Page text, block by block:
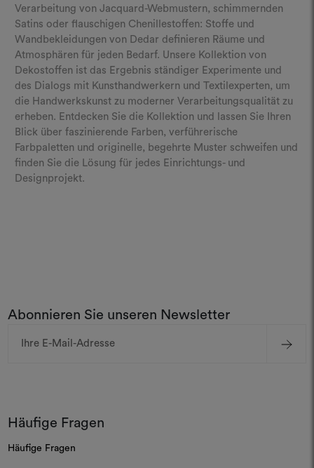
Verarbeitung von Jacquard-Webmustern, schimmernden
Satins oder flauschigen Chenillestoffen: Stoffe und
Wandbekleidungen von Dedar definieren Räume und
Atmosphären für jeden Bedarf. Unsere Kollektion von
Dekostoffen ist das Ergebnis ständiger Experimente und
des Dialogs mit Kunsthandwerkern und Textilexperten, um
die Handwerkskunst zu moderner Verarbeitungsqualität zu
erheben. Entdecken Sie die Kollektion und lassen Sie Ihren
Blick über faszinierende Farben, verführerische
Farbpaletten und originelle, begehrte Muster schweifen und
finden Sie die Lösung für jedes Einrichtungs- und
Designprojekt.
Abonnieren Sie unseren Newsletter
Mail-
Häufige Fragen
Häufige Fragen